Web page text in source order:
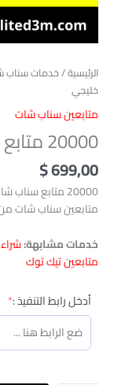
الرئيسية/خدمات سناب
خليجي
متابعين سناب شات
20000 متابع سناب شات خليجي
$699,00
متابعين سناب شات
خدمات مشابهة:
متابعين تيك توك
أدخل رابط التنفيذ :*